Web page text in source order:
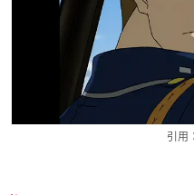
引用：